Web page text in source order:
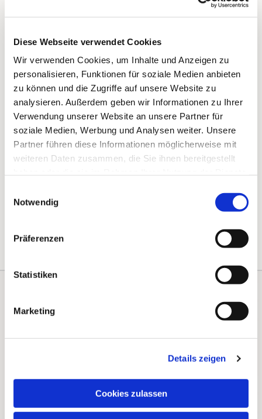
Diese Webseite verwendet Cookies
Wir verwenden Cookies, um Inhalte und Anzeigen zu
personalisieren, Funktionen für soziale Medien anbieten
zu können und die Zugriffe auf unsere Website zu
analysieren. Außerdem geben wir Informationen zu Ihrer
Verwendung unserer Website an unsere Partner für
soziale Medien, Werbung und Analysen weiter. Unsere
Partner führen diese Informationen möglicherweise mit
weiteren Daten zusammen, die Sie ihnen bereitgestellt
Notwendig
Präferenzen
Statistiken
Marketing
Details zeigen
Cookies zulassen
Kalender
FAQ